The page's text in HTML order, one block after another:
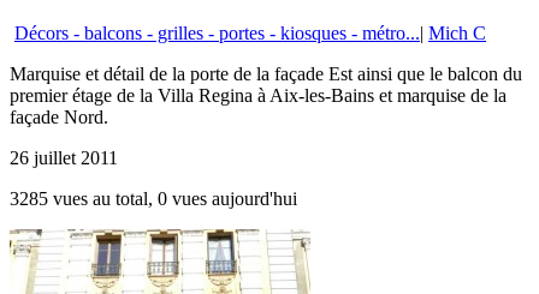
Décors - balcons - grilles - portes - kiosques - métro...| Mich C
Marquise et détail de la porte de la façade Est ainsi que le balcon du
premier étage de la Villa Regina à Aix-les-Bains et marquise de la
façade Nord.
26 juillet 2011
3285 vues au total, 0 vues aujourd'hui